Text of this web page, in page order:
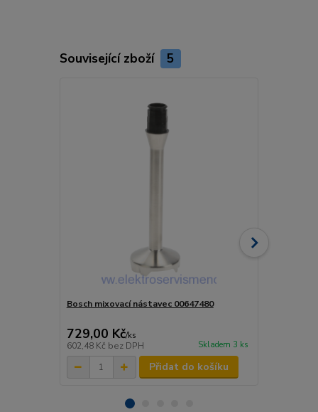
Související zboží 5
Bosch mixovací nástavec 00647480
729,00 Kč/ks
602,48 Kč bez DPH Skladem 3 ks
Přidat do košíku